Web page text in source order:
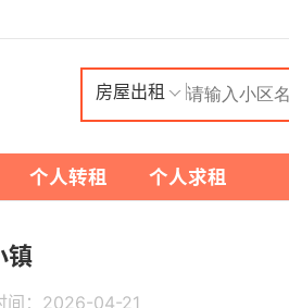
房屋出租
个人转租 个人求租
镇
： 2026-04-21